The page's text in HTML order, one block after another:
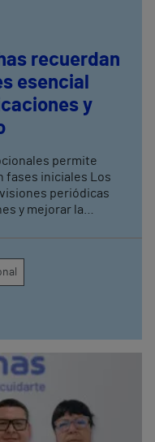
recuerdan
esencial
y
permite
iniciales Los
periódicas
y mejorar la